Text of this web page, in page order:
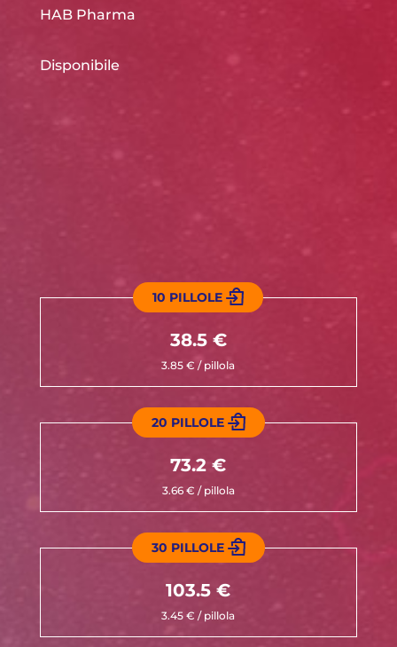
HAB Pharma
Disponibile
10 PILLOLE
38.5 €
3.85 € / pillola
20 PILLOLE
73.2 €
3.66 € / pillola
30 PILLOLE
103.5 €
3.45 € / pillola